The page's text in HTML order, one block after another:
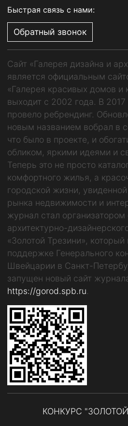
Быстрая связь с нами:
Обратный звонок
Сайт «Галерея дизайна и
является официальным
«Галерея красивых домов и
выходит с 2002 года. В 2017
провело ребрендинг.
новым названием вобрал в
что было в проекте, и
обликом, яркими идеями и
Теперь это не просто
комфортного жилья, а
городской жизни,
рынка недвижимости и
журнал стал организатором
архитектурно-
«Золотой Трезини»,
поддержке Генерального
Швейцарии в Санкт-
запущен новый сайт
https://gorod.spb.ru.
КОНКУРС